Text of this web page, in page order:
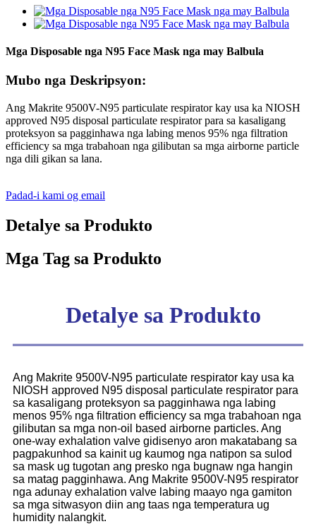
Mga Disposable nga N95 Face Mask nga may Balbula
Mubo nga Deskripsyon:
Ang Makrite 9500V-N95 particulate respirator kay usa ka NIOSH
approved N95 disposal particulate respirator para sa kasaligang
proteksyon sa pagginhawa nga labing menos 95% nga filtration
efficiency sa mga trabahoan nga gilibutan sa mga airborne particle
nga dili gikan sa lana.
Padad-i kami og email
Detalye sa Produkto
Mga Tag sa Produkto
Detalye sa Produkto
Ang Makrite 9500V-N95 particulate respirator kay usa ka
NIOSH approved N95 disposal particulate respirator para
sa kasaligang proteksyon sa pagginhawa nga labing
menos 95% nga filtration efficiency sa mga trabahoan nga
gilibutan sa mga non-oil based airborne particles. Ang
one-way exhalation valve gidisenyo aron makatabang sa
pagpakunhod sa kainit ug kaumog nga natipon sa sulod
sa mask ug tugotan ang presko nga bugnaw nga hangin
sa matag pagginhawa. Ang Makrite 9500V-N95 respirator
nga adunay exhalation valve labing maayo nga gamiton
sa mga sitwasyon diin ang taas nga temperatura ug
humidity nalangkit.